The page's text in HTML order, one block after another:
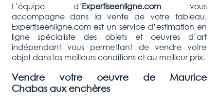
L’équipe d’Expertiseenligne.comvous
accompagne dans la vente de votre tableau.
Expertiseenligne.com est un service d’estimation en
ligne spécialiste des objets et oeuvres d’art
indépendant vous permettant de vendre votre
objet dans les meilleurs conditions et au meilleur prix.
Vendre votre oeuvre deMaurice
Chabas aux enchères